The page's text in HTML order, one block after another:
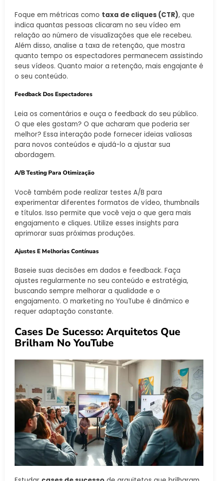
Foque em métricas como taxa de cliques (CTR), que
indica quantas pessoas clicaram no seu vídeo em
relação ao número de visualizações que ele recebeu.
Além disso, analise a taxa de retenção, que mostra
quanto tempo os espectadores permanecem assistindo
seus vídeos. Quanto maior a retenção, mais engajante é
o seu conteúdo.
Feedback Dos Espectadores
Leia os comentários e ouça o feedback do seu público.
O que eles gostam? O que acharam que poderia ser
melhor? Essa interação pode fornecer ideias valiosas
para novos conteúdos e ajudá-lo a ajustar sua
abordagem.
A/B Testing Para Otimização
Você também pode realizar testes A/B para
experimentar diferentes formatos de vídeo, thumbnails
e títulos. Isso permite que você veja o que gera mais
engajamento e cliques. Utilize esses insights para
aprimorar suas próximas produções.
Ajustes E Melhorias Contínuas
Baseie suas decisões em dados e feedback. Faça
ajustes regularmente no seu conteúdo e estratégia,
buscando sempre melhorar a qualidade e o
engajamento. O marketing no YouTube é dinâmico e
requer adaptação constante.
Cases De Sucesso: Arquitetos Que
Brilham No YouTube